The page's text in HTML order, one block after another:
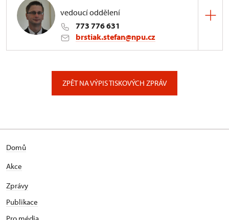
vedoucí oddělení
773 776 631
brstiak.stefan@npu.cz
ZPĚT NA VÝPIS TISKOVÝCH ZPRÁV
Domů
Akce
Zprávy
Publikace